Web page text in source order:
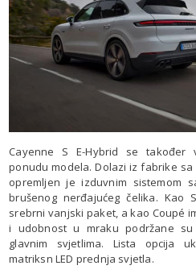
Cayenne S E-Hybrid se također
ponudu modela. Dolazi iz fabrike sa
opremljen je izduvnim sistemom
brušenog nerđajućeg čelika. Kao
srebrni vanjski paket, a kao Coupé
i udobnost u mraku podržane su
glavnim svjetlima. Lista opcija
matriksn LED prednja svjetla.